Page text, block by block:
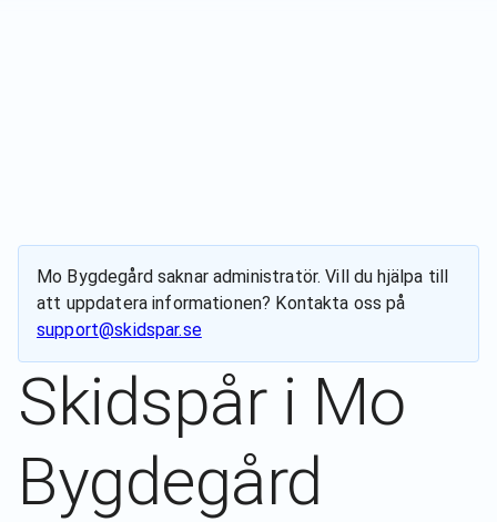
Mo Bygdegårdsaknar administratör. Vill du hjälpa till
att uppdatera informationen? Kontakta oss på
support@skidspar.se
Skidspår i Mo
Bygdegård